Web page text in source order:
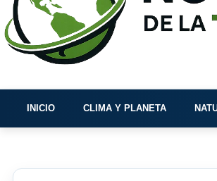
INICIO CLIMA Y PLANETA